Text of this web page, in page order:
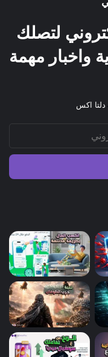
لتصلك
واخبار مهمة
دلتا اكس